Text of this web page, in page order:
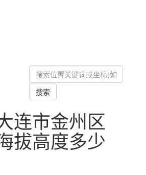
搜索
连市金州区
拔高度多少